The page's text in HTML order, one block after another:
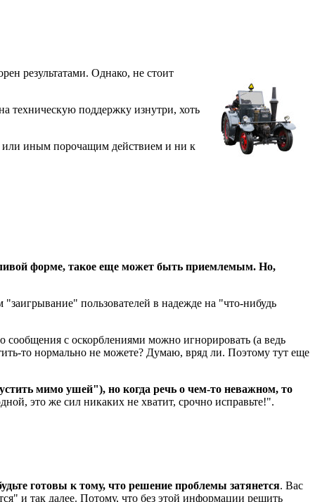
результатами. Однако, не стоит
техническую поддержку изнутри, хоть
или иным порочащим действием и ни к
форме, такое еще может быть приемлемым. Но,
пользователей в надежде на "что-нибудь
сообщения с оскорблениями можно игнорировать (а ведь
то нормально не можете? Думаю, вряд ли. Поэтому тут еще
мимо ушей"), но когда речь о чем-то неважном, то
это же сил никаких не хватит, срочно исправьте!".
готовы к тому, что решение проблемы затянется. Вас
и так далее. Потому, что без этой информации решить